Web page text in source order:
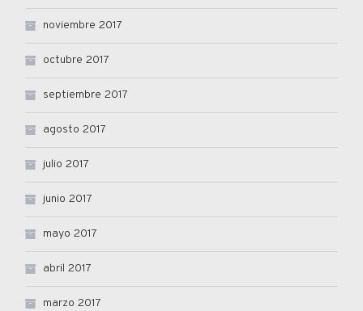
noviembre 2017
octubre 2017
septiembre 2017
agosto 2017
julio 2017
junio 2017
mayo 2017
abril 2017
marzo 2017